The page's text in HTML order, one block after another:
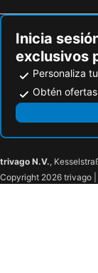
Inicia
exclusivos
Personaliza
Obtén
trivago N.V.,
Copyright 2026 trivago |